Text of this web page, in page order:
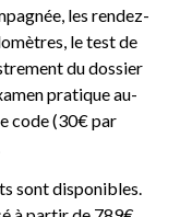
les rendez-
le test de
du dossier
pratique au-
code (30€ par
sont disponibles.